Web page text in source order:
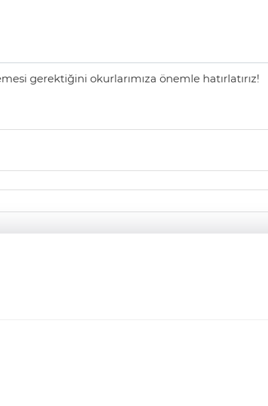
gerektiğini okurlarımıza önemle hatırlatırız!